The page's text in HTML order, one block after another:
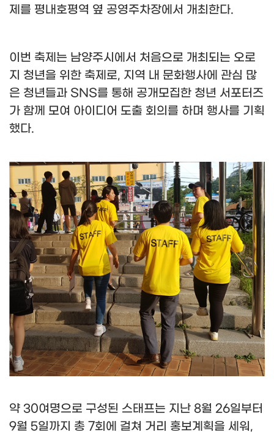
제를 평내호평역 옆 공영주차장에서 개최한다.
이번 축제는 남양주시에서 처음으로 개최되는 오로
지 청년을 위한 축제로, 지역 내 문화행사에 관심 많
은 청년들과 SNS를 통해 공개모집한 청년 서포터즈
가 함께 모여 아이디어 도출 회의를 하며 행사를 기획
했다.
약 30여명으로 구성된 스태프는 지난 8월 26일부터
9월 5일까지 총 7회에 걸쳐 거리 홍보계획을 세워,